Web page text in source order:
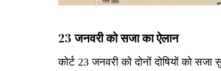
23 जनवरी को सजा का ऐलान
कोर्ट 23 जनवरी को दोनों दोषियों को